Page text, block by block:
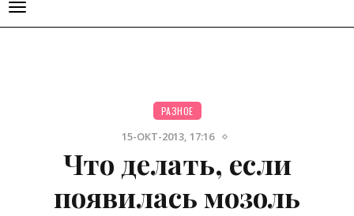
Открыть
меню
РАЗНОЕ
15-ОКТ-2013, 17:16
Что делать, если
появилась мозоль